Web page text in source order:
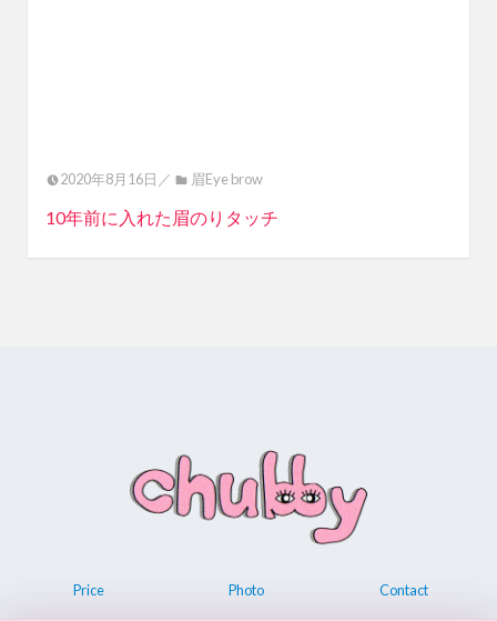
2020年8月16日／ 眉Eye brow
10年前に入れた眉のりタッチ
Price Photo Contact